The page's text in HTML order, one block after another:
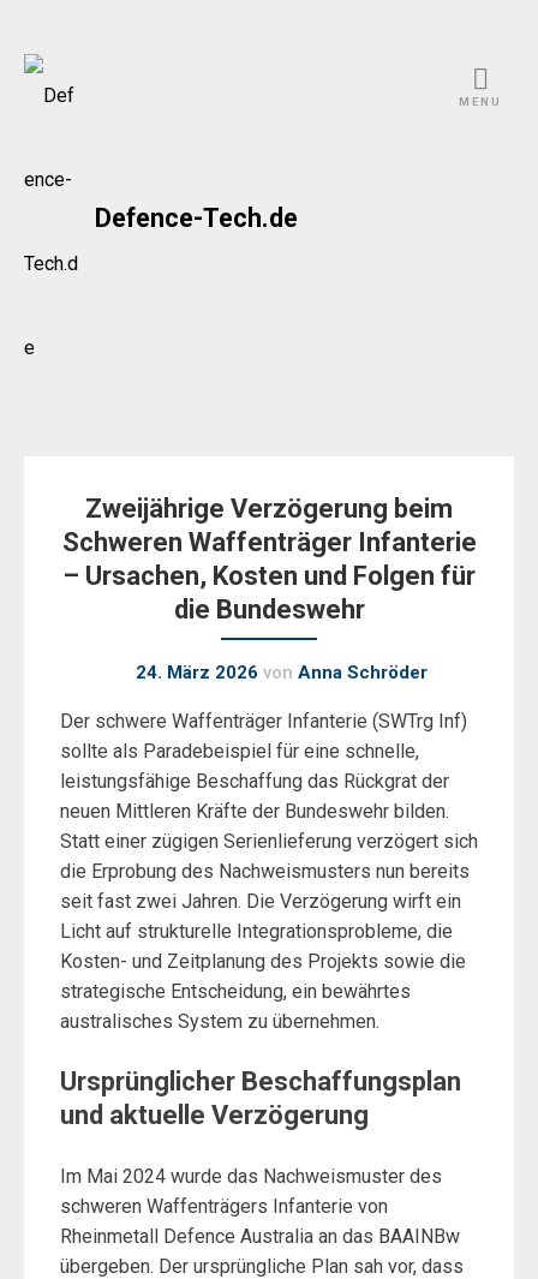
Skip
Defence-Tech.de
MENU
Zweijährige Verzögerung beim
Schweren Waffenträger Infanterie
– Ursachen, Kosten und Folgen für
die Bundeswehr
24. März 2026 von Anna Schröder
Der schwere Waffenträger Infanterie (SWTrg Inf)
sollte als Paradebeispiel für eine schnelle,
leistungsfähige Beschaffung das Rückgrat der
neuen Mittleren Kräfte der Bundeswehr bilden.
Statt einer zügigen Serienlieferung verzögert sich
die Erprobung des Nachweismusters nun bereits
seit fast zwei Jahren. Die Verzögerung wirft ein
Licht auf strukturelle Integrationsprobleme, die
Kosten- und Zeitplanung des Projekts sowie die
strategische Entscheidung, ein bewährtes
australisches System zu übernehmen.
Ursprünglicher Beschaffungsplan
und aktuelle Verzögerung
Im Mai 2024 wurde das Nachweismuster des
schweren Waffenträgers Infanterie von
Rheinmetall Defence Australia an das BAAINBw
übergeben. Der ursprüngliche Plan sah vor, dass